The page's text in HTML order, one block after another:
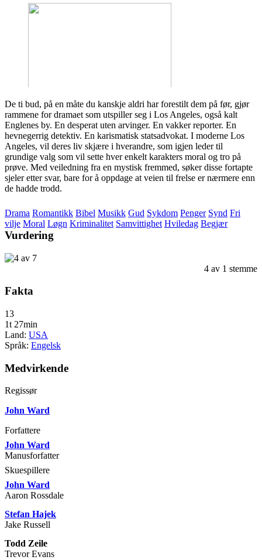
De ti bud, på en måte du kanskje aldri har forestilt dem på før, gjør
rammene for dramaet som utspiller seg i Los Angeles, også kalt
Englenes by. En desperat uten arvinger. En vakker reporter. En
hevnegerrig detektiv. En karismatisk statsadvokat. I moderne Los
Angeles, vil deres liv skjære i hverandre, som igjen leder til
grundige valg som vil sette hver enkelt karakters moral og tro på
prøve. Med veiledning fra en mystisk fremmed, søker disse fortapte
sjeler etter svar, bare for å oppdage at veien til frelse er nærmere enn
de hadde trodd.
Drama Romantikk Bibel Musikk Gud Sykdom Penger Synd Fri
vilje Moral Løgn Kriminalitet Samvittighet Hviledag Begjær
Vurdering
4 av 1 stemme
Fakta
13
1t 27min
Land: USA
Språk: Engelsk
Medvirkende
Regissør
John Ward
Forfattere
John Ward
Manusforfatter
Skuespillere
John Ward
Aaron Rossdale
Stefan Hajek
Jake Russell
Todd Zeile
Trevor Evans